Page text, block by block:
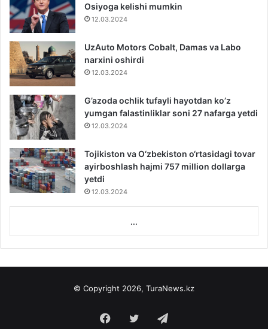
Osiyoga kelishi mumkin
12.03.2024
UzAuto Motors Cobalt, Damas va Labo
narxini oshirdi
12.03.2024
G’azoda ochlik tufayli hayotdan ko’z
yumgan falastinliklar soni 27 nafarga yetdi
12.03.2024
Tojikiston va O‘zbekiston o‘rtasidagi tovar
ayirboshlash hajmi 757 million dollarga
yetdi
12.03.2024
...
© Copyright 2026, TuraNews.kz
Facebook
Twitter